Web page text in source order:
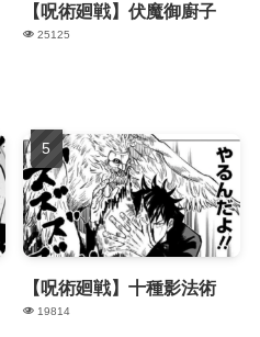
【呪術廻戦】伏魔御廚子
25125
【呪術廻戦】十種影法術
19814